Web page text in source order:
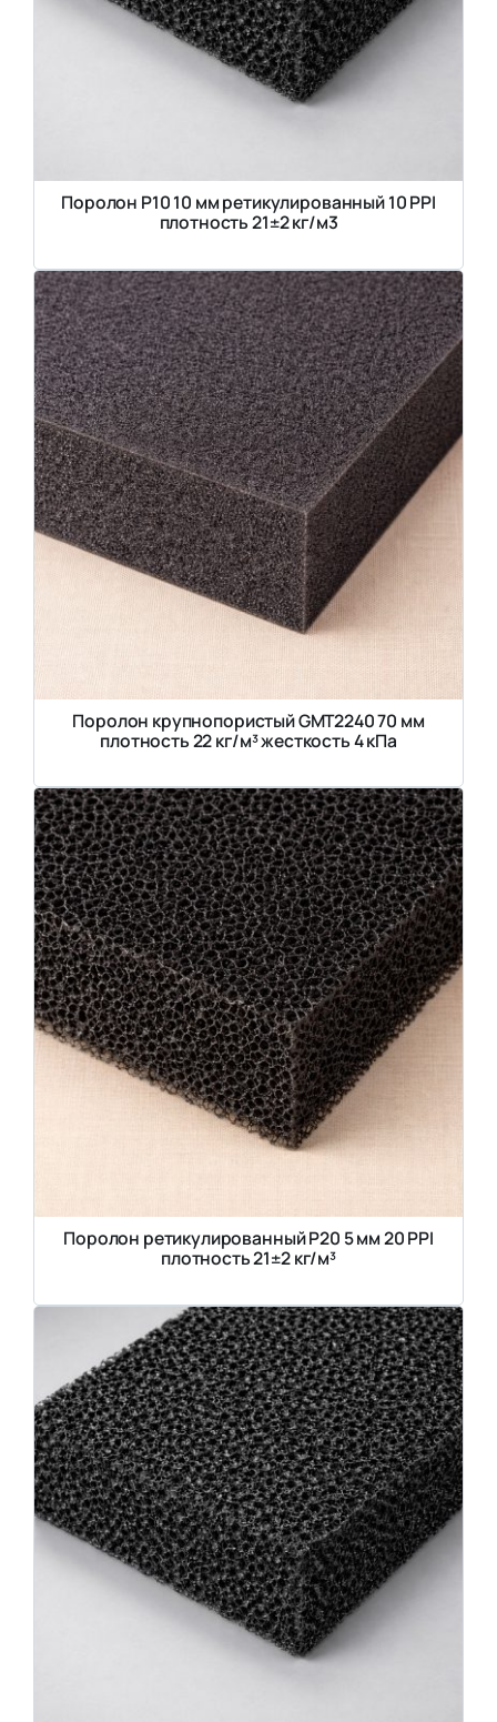
Поролон P10 10 мм ретикулированный 10 PPI
плотность 21±2 кг/м3
Поролон крупнопористый GMT2240 70 мм
плотность 22 кг/м³ жесткость 4 кПа
Поролон ретикулированный P20 5 мм 20 PPI
плотность 21±2 кг/м³